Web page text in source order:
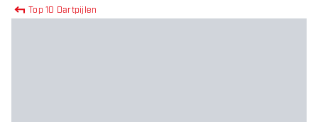
Top 10 Dartpijlen